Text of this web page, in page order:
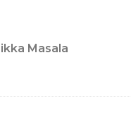
Masala